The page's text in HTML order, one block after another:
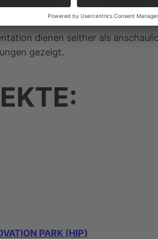
dienen seither als
gezeigt.
PARK (HIP)